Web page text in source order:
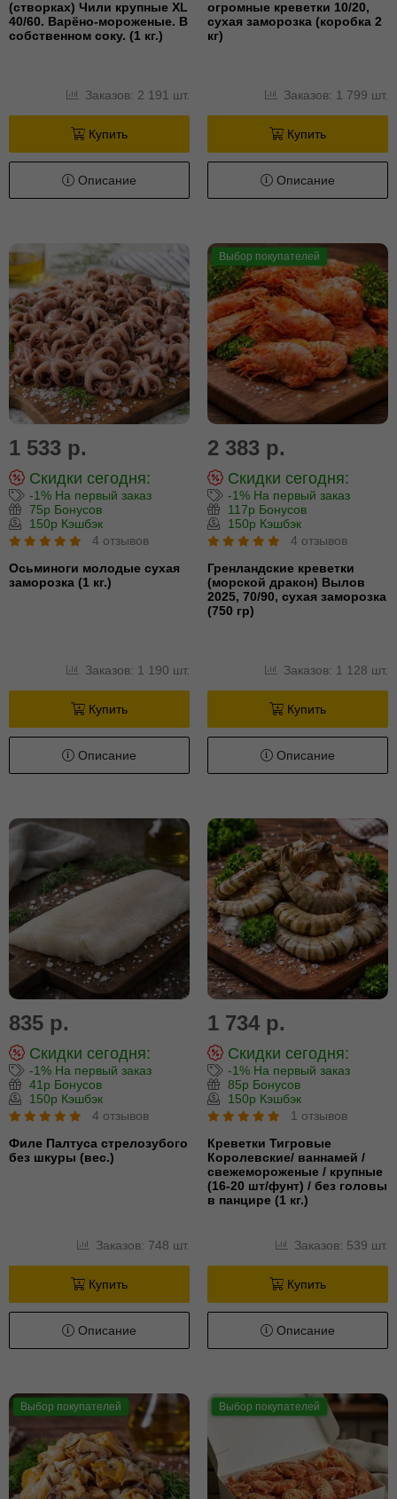
(створках) Чили крупные XL
40/60. Варёно-мороженые. В
собственном соку. (1 кг.)
Заказов: 2 191 шт.
Купить
Описание
огромные креветки 10/20,
сухая заморозка (коробка 2
кг)
Заказов: 1 799 шт.
Купить
Описание
1 533 р.
Скидки сегодня:
-1% На первый заказ
75р Бонусов
150р Кэшбэк
4 отзывов
Осьминоги молодые сухая
заморозка (1 кг.)
Заказов: 1 190 шт.
Купить
Описание
Выбор покупателей
2 383 р.
Скидки сегодня:
-1% На первый заказ
117р Бонусов
150р Кэшбэк
4 отзывов
Гренландские креветки
(морской дракон) Вылов
2025, 70/90, сухая заморозка
(750 гр)
Заказов: 1 128 шт.
Купить
Описание
835 р.
Скидки сегодня:
-1% На первый заказ
41р Бонусов
150р Кэшбэк
4 отзывов
Филе Палтуса стрелозубого
без шкуры (вес.)
Заказов: 748 шт.
Купить
Описание
1 734 р.
Скидки сегодня:
-1% На первый заказ
85р Бонусов
150р Кэшбэк
1 отзывов
Креветки Тигровые
Королевские/ ваннамей /
свежемороженые / крупные
(16-20 шт/фунт) / без головы
в панцире (1 кг.)
Заказов: 539 шт.
Купить
Описание
Выбор покупателей Выбор покупателей